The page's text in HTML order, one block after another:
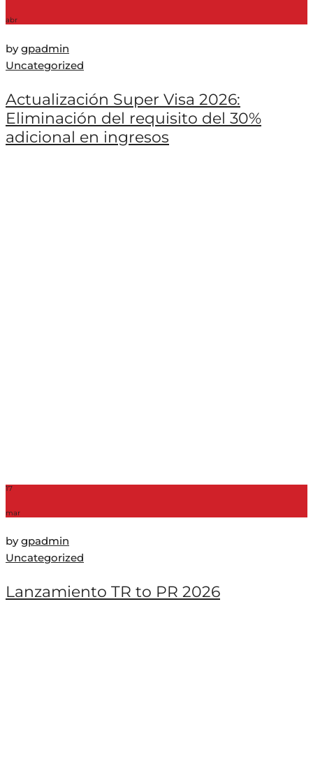
abr
bygpadmin
Uncategorized
Actualización Super Visa 2026:
Eliminación del requisito del 30%
adicional en ingresos
17
mar
bygpadmin
Uncategorized
Lanzamiento TR to PR 2026